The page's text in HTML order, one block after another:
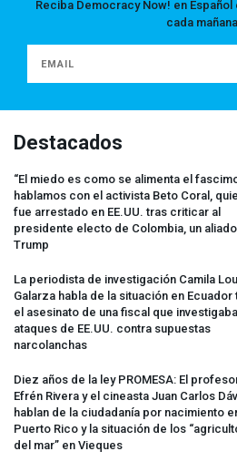
Reciba Democracy Now! en
cada
Destacados
“El miedo es como se alimenta el
hablamos con el activista Beto Coral,
fue arrestado en EE.UU. tras criticar al
presidente electo de Colombia, un
Trump
La periodista de investigación Camila
Galarza habla de la situación en Ecuador
el asesinato de una fiscal que
ataques de EE.UU. contra supuestas
narcolanchas
Diez años de la ley PROMESA: El
Efrén Rivera y el cineasta Juan Carlos
hablan de la ciudadanía por nacimiento
Puerto Rico y la situación de los
del mar” en Vieques